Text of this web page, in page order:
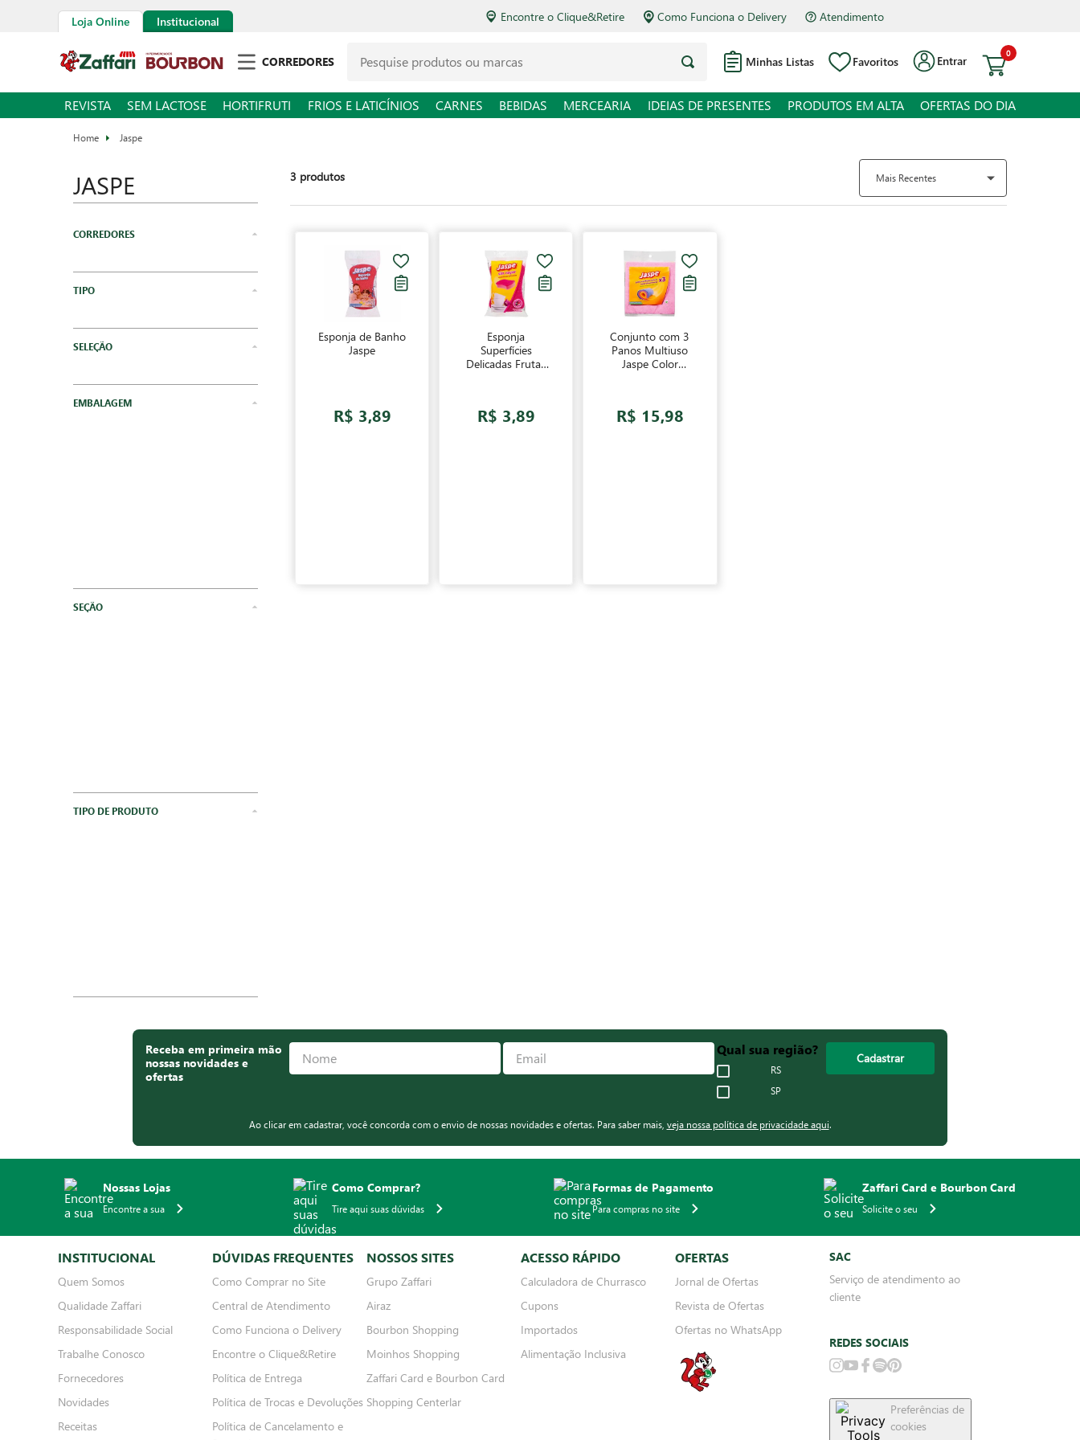
Loja Online Institucional Encontre o Clique&Retire Como Funciona o Delivery Atendimento
CORREDORES Minhas Listas Favoritos Entrar
0
REVISTA SEM LACTOSE HORTIFRUTI FRIOS E LATICÍNIOS CARNES BEBIDAS MERCEARIA IDEIAS DE PRESENTES PRODUTOS EM ALTA OFERTAS DO DIA
Jaspe
JASPE
Higiene e Beleza
Cozinha
Esponjas e Lã
EMBALAGEM
SEÇÃO
TIPO DE PRODUTO
3 produtos Mais Recentes
Esponja de Banho
Jaspe
R$ 3,89
Esponja
Superfícies
Delicadas Frutas
R$ 3,89
Conjunto com 3
Panos Multiuso
Jaspe Color
R$ 15,98
Receba em primeira mão
nossas novidades e
ofertas
Qual sua região?
RS
SP
Cadastrar
Ao clicar em cadastrar, você concorda com o envio de nossas novidades e ofertas. Para saber mais, veja nossa política de privacidade aqui.
Nossas Lojas
Encontre a sua
Como Comprar?
Tire aqui suas dúvidas
Formas de Pagamento
Para compras no site
Zaffari Card e Bourbon Card
Solicite o seu
INSTITUCIONAL
Quem Somos
Qualidade Zaffari
Responsabilidade Social
Trabalhe Conosco
Fornecedores
Novidades
Receitas
DÚVIDAS FREQUENTES
Como Comprar no Site
Central de Atendimento
Como Funciona o Delivery
Encontre o Clique&Retire
Política de Entrega
Política de Trocas e Devoluções
Política de Cancelamento e
NOSSOS SITES
Grupo Zaffari
Airaz
Bourbon Shopping
Moinhos Shopping
Zaffari Card e Bourbon Card
Shopping Centerlar
ACESSO RÁPIDO
Calculadora de Churrasco
Cupons
Importados
Alimentação Inclusiva
OFERTAS
Jornal de Ofertas
Revista de Ofertas
Ofertas no WhatsApp
SAC
Serviço de atendimento ao
cliente
REDES SOCIAIS
Preferências de
cookies